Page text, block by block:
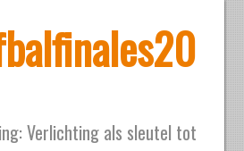
Verlichting als sleutel tot